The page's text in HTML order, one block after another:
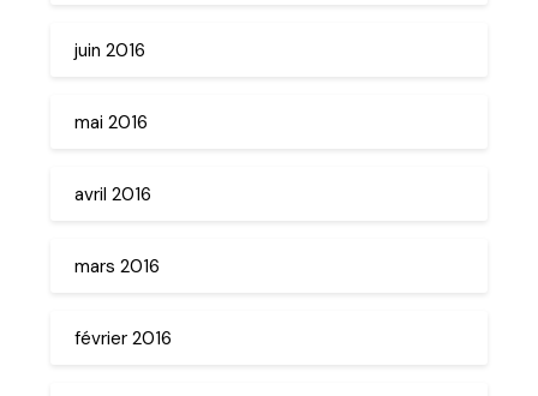
juin 2016
mai 2016
avril 2016
mars 2016
février 2016